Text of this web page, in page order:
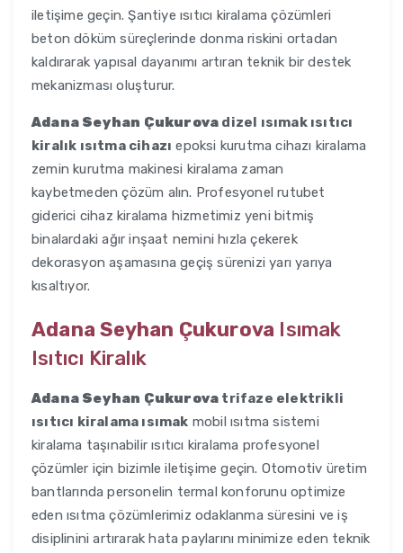
iletişime geçin. Şantiye ısıtıcı kiralama çözümleri
beton döküm süreçlerinde donma riskini ortadan
kaldırarak yapısal dayanımı artıran teknik bir destek
mekanizması oluşturur.
Adana Seyhan Çukurova dizel ısımak ısıtıcı
kiralık ısıtma cihazı epoksi kurutma cihazı kiralama
zemin kurutma makinesi kiralama zaman
kaybetmeden çözüm alın. Profesyonel rutubet
giderici cihaz kiralama hizmetimiz yeni bitmiş
binalardaki ağır inşaat nemini hızla çekerek
dekorasyon aşamasına geçiş sürenizi yarı yarıya
kısaltıyor.
Adana Seyhan Çukurova Isımak
Isıtıcı Kiralık
Adana Seyhan Çukurova trifaze elektrikli
ısıtıcı kiralama ısımak mobil ısıtma sistemi
kiralama taşınabilir ısıtıcı kiralama profesyonel
çözümler için bizimle iletişime geçin. Otomotiv üretim
bantlarında personelin termal konforunu optimize
eden ısıtma çözümlerimiz odaklanma süresini ve iş
disiplinini artırarak hata paylarını minimize eden teknik